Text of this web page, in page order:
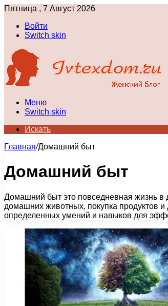
Пятница , 7 Август 2026
Войти
Switch skin
Меню
Switch skin
Искать
Главная/Домашний быт
Домашний быт
Домашний быт это повседневная жизнь в
домашних животных, покупка продуктов
определенных умений и навыков для